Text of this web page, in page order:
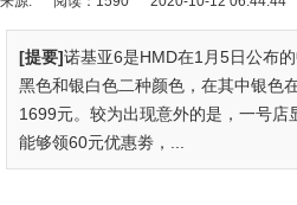
[提要]诺基亚6是HMD在1月5日公布
黑色和银白色二种颜色，在其中银色
1699元。较为出现意外的是，一号店
能够领60元优惠劵，...